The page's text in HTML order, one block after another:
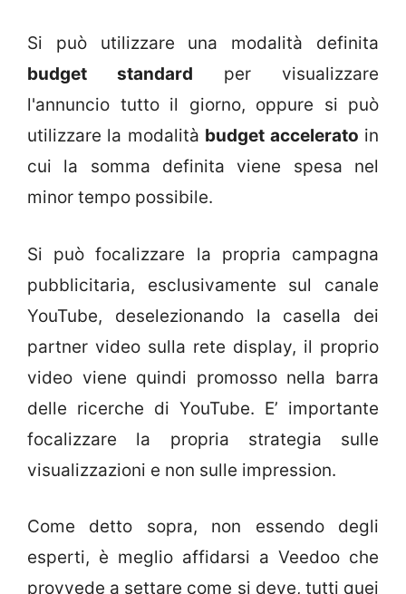
Si può utilizzare una modalità definita
budget standard per visualizzare
l'annuncio tutto il giorno, oppure si può
utilizzare la modalità budget accelerato in
cui la somma definita viene spesa nel
minor tempo possibile.
Si può focalizzare la propria campagna
pubblicitaria, esclusivamente sul canale
YouTube, deselezionando la casella dei
partner video sulla rete display, il proprio
video viene quindi promosso nella barra
delle ricerche di YouTube. E’ importante
focalizzare la propria strategia sulle
visualizzazioni e non sulle impression.
Come detto sopra, non essendo degli
esperti, è meglio affidarsi a Veedoo che
provvede a settare come si deve, tutti quei